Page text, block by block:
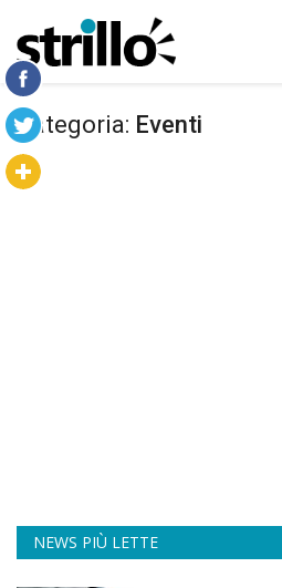
Categoria: Eventi
NEWS PIÙ LETTE